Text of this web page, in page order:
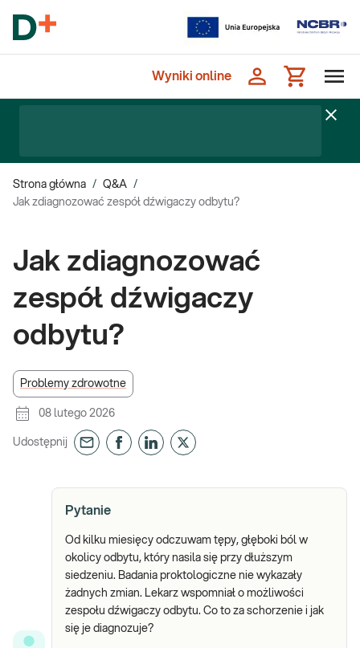
Wyniki online
Strona główna / Q&A /
Jak zdiagnozować zespół dźwigaczy odbytu?
Jak zdiagnozować
zespół dźwigaczy
odbytu?
Problemy zdrowotne
08 lutego 2026
Udostępnij
Pytanie
Od kilku miesięcy odczuwam tępy, głęboki ból w
okolicy odbytu, który nasila się przy dłuższym
siedzeniu. Badania proktologiczne nie wykazały
żadnych zmian. Lekarz wspomniał o możliwości
zespołu dźwigaczy odbytu. Co to za schorzenie i jak
się je diagnozuje?